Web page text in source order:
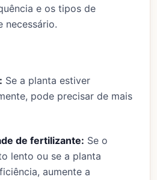
e os tipos de
necessário.
Se a planta estiver
pode precisar de mais
de fertilizante: Se o
lento ou se a planta
aumente a